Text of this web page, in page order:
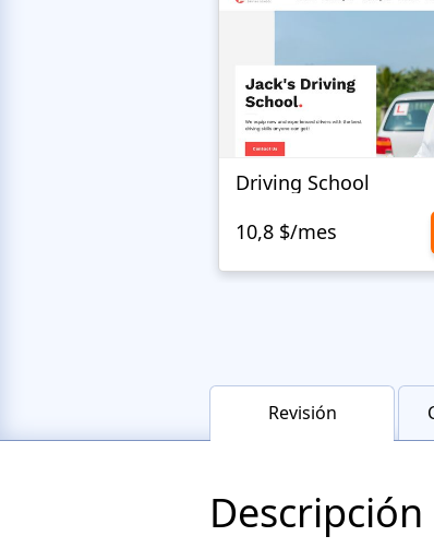
Driving School
10,8 $/mes
Revisión
Descripción